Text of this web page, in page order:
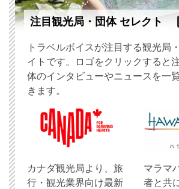
注目観光局・団体 セレクト
トラベルボイスが注目する観光局
イトです。ロゴをクリックすると
体のインタビューやニュースを一
きます。
​カナダ観光局より、旅
行・観光業界向け最新
マラマ
者と共